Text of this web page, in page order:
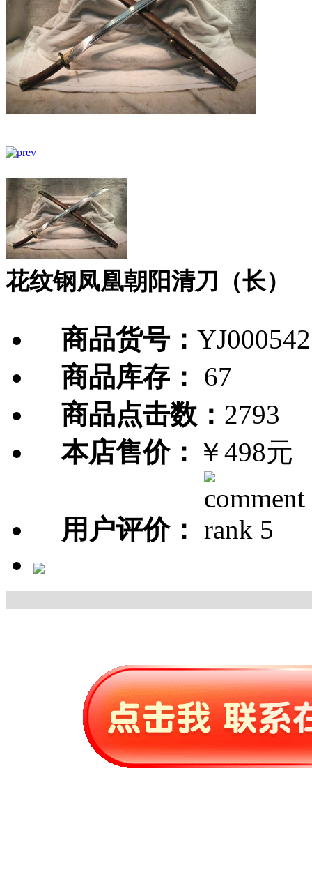
花纹钢凤凰朝阳清刀（长）
商品货号： YJ000542
商品库存：
67
商品点击数： 2793
本店售价： ￥498元
用户评价：